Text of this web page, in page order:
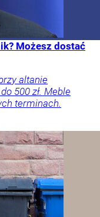
Możesz dostać
altanie
500 zł. Meble
terminach.